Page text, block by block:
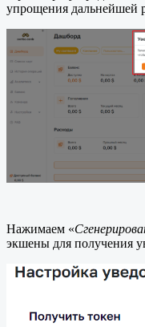
упрощения дальнейшей
Нажимаем «
экшены для получения